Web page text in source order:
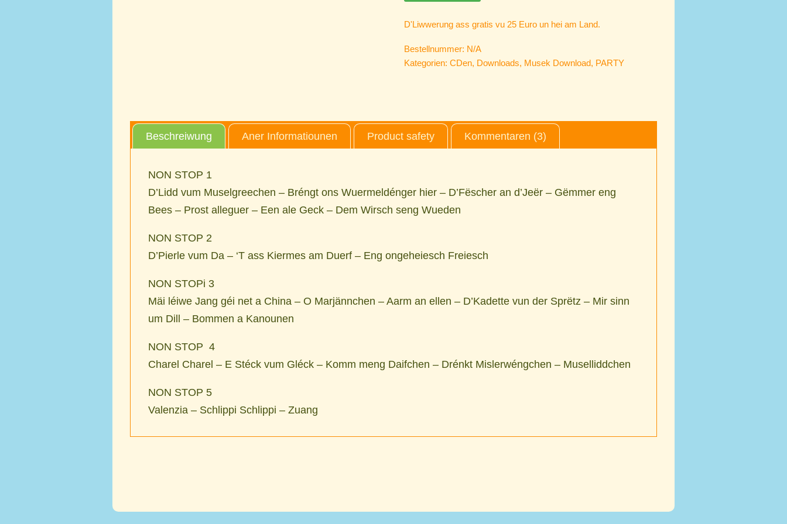
Valenzia - Potpourri 5
D'Liwwerung ass gratis vu 25 Euro un hei am Land.
Bestellnummer: N/A
Kategorien: CDen, Downloads, Musek Download, PARTY
Beschreiwung Aner Informatiounen Product safety Kommentaren (3)
NON STOP 1
D’Lidd vum Muselgreechen – Bréngt ons Wuermeldénger hier – D’Fëscher an d’Jeër – Gëmmer eng
Bees – Prost alleguer – Een ale Geck – Dem Wirsch seng Wueden
NON STOP 2
D’Pierle vum Da – ‘T ass Kiermes am Duerf – Eng ongeheiesch Freiesch
NON STOPi 3
Mäi léiwe Jang géi net a China – O Marjännchen – Aarm an ellen – D’Kadette vun der Sprëtz – Mir sinn
um Dill – Bommen a Kanounen
NON STOP 4
Charel Charel – E Stéck vum Gléck – Komm meng Daifchen – Drénkt Mislerwéngchen – Muselliddchen
NON STOP 5
Valenzia – Schlippi Schlippi – Zuang